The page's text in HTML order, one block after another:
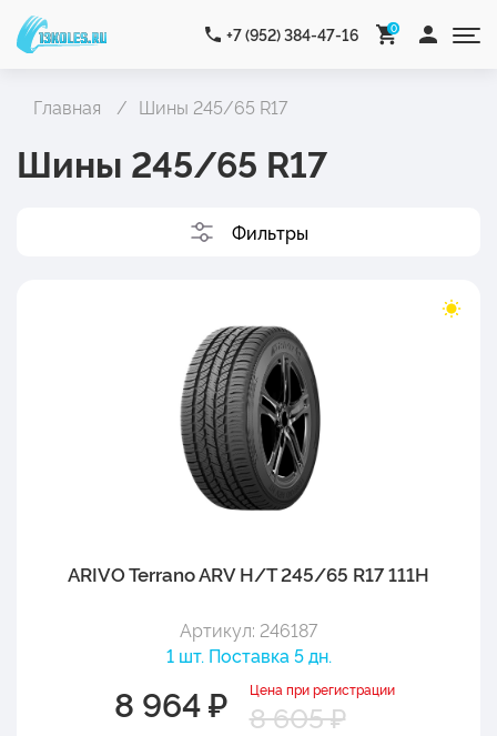
+7 (952) 384-47-16 0
Главная Шины 245/65 R17
Шины 245/65 R17
Фильтры
ARIVO Terrano ARV H/T 245/65 R17 111H
Артикул: 246187
1 шт. Поставка 5 дн.
8 964 ₽ Цена при регистрации
8 605 ₽